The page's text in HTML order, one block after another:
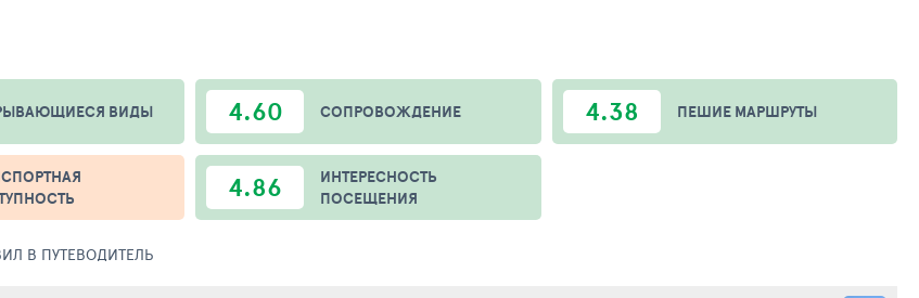
ВИДЫ 4.60 СОПРОВОЖДЕНИЕ 4.38 ПЕШИЕ МАРШРУТЫ
4.86
ИНТЕРЕСНОСТЬ
ПОСЕЩЕНИЯ
В ПУТЕВОДИТЕЛЬ